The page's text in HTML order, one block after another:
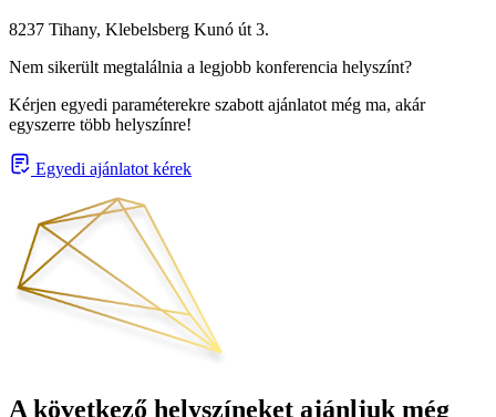
8237 Tihany, Klebelsberg Kunó út 3.
Nem sikerült megtalálnia a legjobb konferencia helyszínt?
Kérjen egyedi paraméterekre szabott ajánlatot még ma, akár
egyszerre több helyszínre!
Egyedi ajánlatot kérek
A következő helyszíneket ajánljuk még